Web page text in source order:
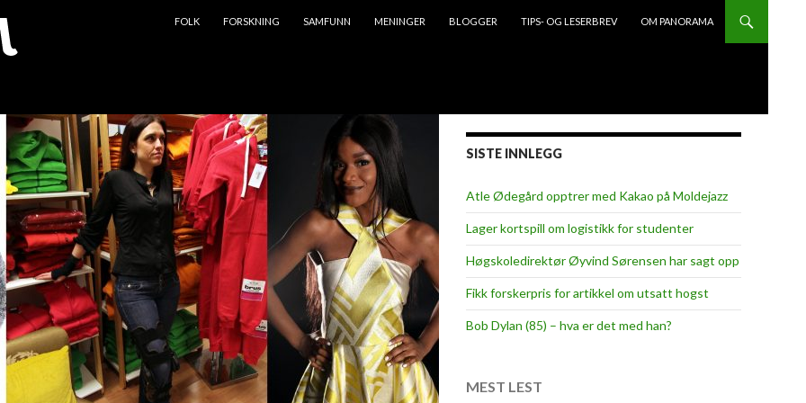
FOLK
FORSKNING SAMFUNN MENINGER BLOGGER TIPS- OG LESERBREV OM PANORAMA
SISTE INNLEGG
Atle Ødegård opptrer med Kakao på Moldejazz
Lager kortspill om logistikk for studenter
Høgskoledirektør Øyvind Sørensen har sagt opp
Fikk forskerpris for artikkel om utsatt hogst
Bob Dylan (85) – hva er det med han?
MEST LEST